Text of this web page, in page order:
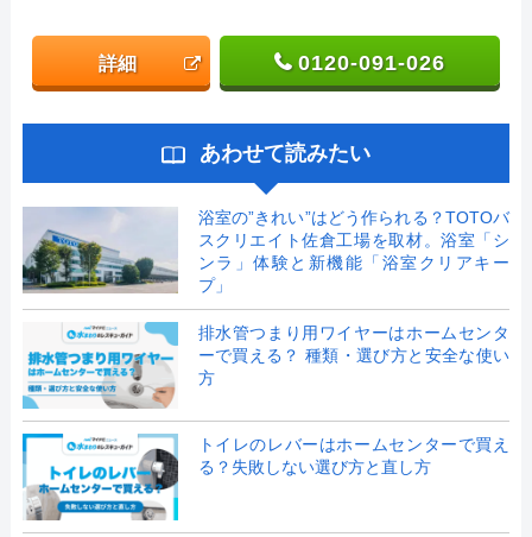
詳細 0120-091-026
あわせて読みたい
浴室の”きれい”はどう作られる？TOTOバ
スクリエイト佐倉工場を取材。浴室「シ
ンラ」体験と新機能「浴室クリアキー
プ」
排水管つまり用ワイヤーはホームセンタ
ーで買える？ 種類・選び方と安全な使い
方
トイレのレバーはホームセンターで買え
る？失敗しない選び方と直し方